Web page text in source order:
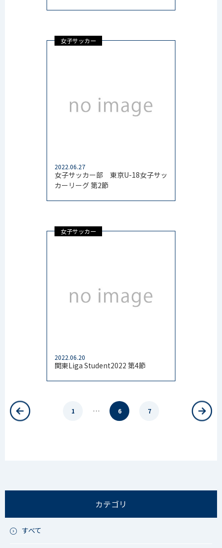
女子サッカー
2022.06.27
女子サッカー部 東京U-18女子サッ
カーリーグ 第2節
女子サッカー
2022.06.20
関東Liga Student2022 第4節
1 … 6 7
カテゴリ
すべて